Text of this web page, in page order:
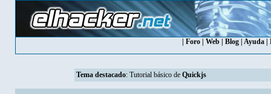
Foro Web Blog Ayuda
Tema destacado: Tutorial básico de Quickjs